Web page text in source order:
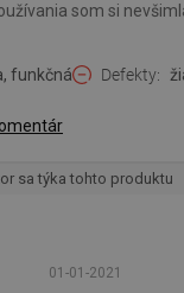
som si
funkčná Defekty
sa týka tohto produktu
01-01-2021